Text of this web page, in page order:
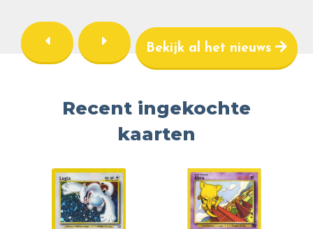
Bekijk al het nieuws
Recent ingekochte
kaarten